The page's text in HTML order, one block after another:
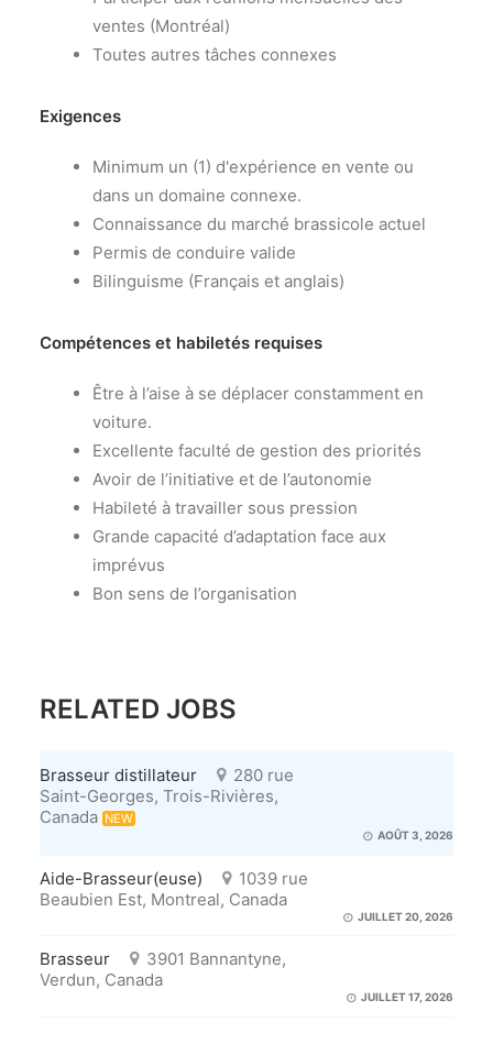
ventes (Montréal)
Toutes autres tâches connexes
Exigences
Minimum un (1) d'expérience en vente ou
dans un domaine connexe.
Connaissance du marché brassicole actuel
Permis de conduire valide
Bilinguisme (Français et anglais)
Compétences et habiletés requises
Être à l’aise à se déplacer constamment en
voiture.
Excellente faculté de gestion des priorités
Avoir de l’initiative et de l’autonomie
Habileté à travailler sous pression
Grande capacité d’adaptation face aux
imprévus
Bon sens de l’organisation
RELATED JOBS
Brasseur distillateur
280 rue
Saint-Georges, Trois-Rivières,
Canada NEW
AOÛT 3, 2026
Aide-Brasseur(euse)
1039 rue
Beaubien Est, Montreal, Canada
JUILLET 20, 2026
Brasseur
3901 Bannantyne,
Verdun, Canada
JUILLET 17, 2026